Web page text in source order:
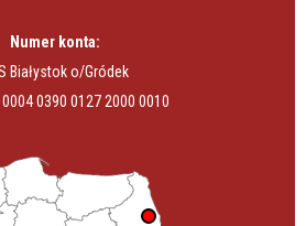
Numer konta:
Białystok o/Gródek
0390 0127 2000 0010